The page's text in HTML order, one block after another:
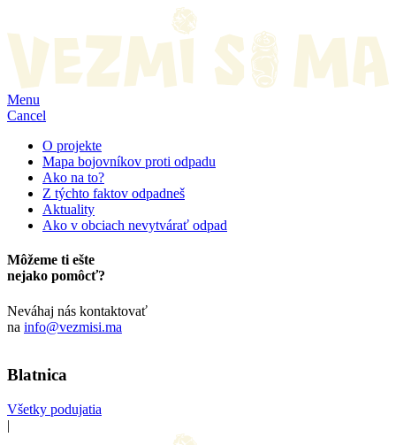
Menu
Cancel
O projekte
Mapa bojovníkov proti odpadu
Ako na to?
Z týchto faktov odpadneš
Aktuality
Ako v obciach nevytvárať odpad
Môžeme ti ešte
nejako pomôcť?
Neváhaj nás kontaktovať
na info@vezmisi.ma
Blatnica
Všetky podujatia
|